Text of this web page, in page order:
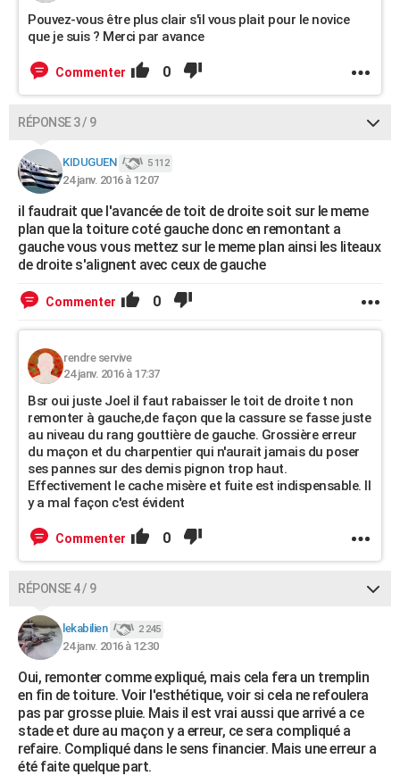
Pouvez-vous être plus clair s'il vous plait pour le novice
que je suis ? Merci par avance
Commenter 0
RÉPONSE 3 / 9
KIDUGUEN 5 112
24 janv. 2016 à 12:07
il faudrait que l'avancée de toit de droite soit sur le meme
plan que la toiture coté gauche donc en remontant a
gauche vous vous mettez sur le meme plan ainsi les liteaux
de droite s'alignent avec ceux de gauche
Commenter 0
rendre servive
24 janv. 2016 à 17:37
Bsr oui juste Joel il faut rabaisser le toit de droite t non
remonter à gauche,de façon que la cassure se fasse juste
au niveau du rang gouttière de gauche. Grossière erreur
du maçon et du charpentier qui n'aurait jamais du poser
ses pannes sur des demis pignon trop haut.
Effectivement le cache misère et fuite est indispensable. Il
y a mal façon c'est évident
Commenter 0
RÉPONSE 4 / 9
lekabilien 2 245
24 janv. 2016 à 12:30
Oui, remonter comme expliqué, mais cela fera un tremplin
en fin de toiture. Voir l'esthétique, voir si cela ne refoulera
pas par grosse pluie. Mais il est vrai aussi que arrivé a ce
stade et dure au maçon y a erreur, ce sera compliqué a
refaire. Compliqué dans le sens financier. Mais une erreur a
été faite quelque part.